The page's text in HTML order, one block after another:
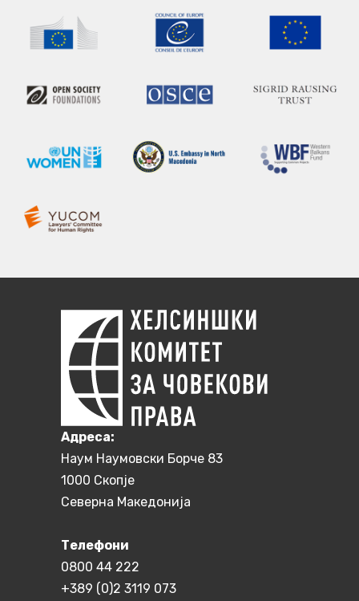
Aдреса:
Наум Наумовски Борче 83
1000 Скопје
Северна Македонија
Телефони
0800 44 222
+389 (0)2 3119 073